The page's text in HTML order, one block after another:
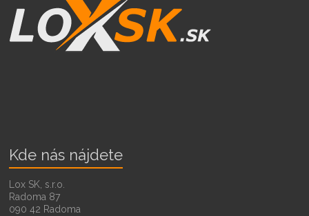
Kde nás nájdete
Lox SK, s.r.o.
Radoma 87
090 42 Radoma